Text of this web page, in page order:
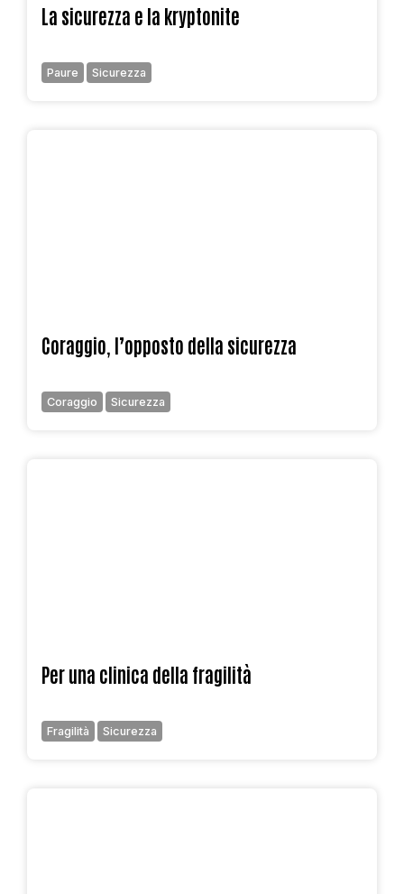
La sicurezza e la kryptonite
Paure Sicurezza
Coraggio, l’opposto della sicurezza
Coraggio Sicurezza
Per una clinica della fragilità
Fragilità Sicurezza